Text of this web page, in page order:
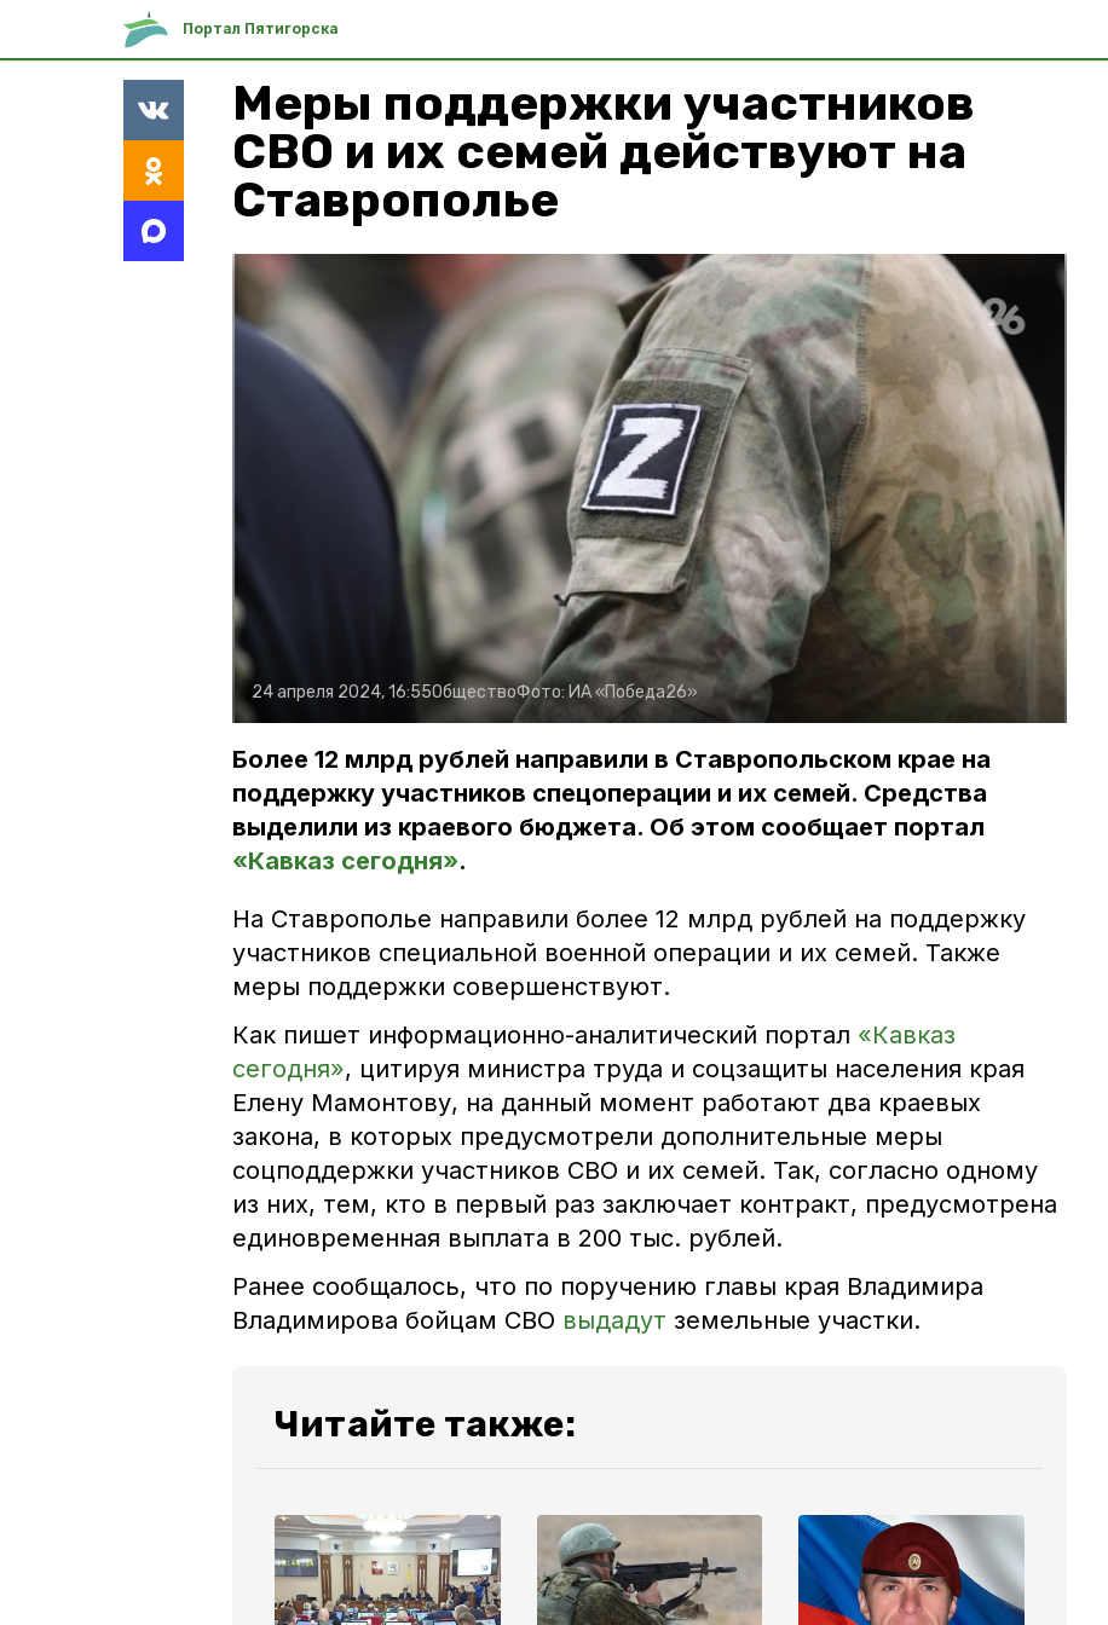
Портал Пятигорска
Меры поддержки участников
СВО и их семей действуют на
Ставрополье
24 апреля 2024, 16:55ОбществоФото: ИА «Победа26»
Более 12 млрд рублей направили в Ставропольском крае на
поддержку участников спецоперации и их семей. Средства
выделили из краевого бюджета. Об этом сообщает портал
«Кавказ сегодня».
На Ставрополье направили более 12 млрд рублей на поддержку
участников специальной военной операции и их семей. Также
меры поддержки совершенствуют.
Как пишет информационно-аналитический портал «Кавказ
сегодня», цитируя министра труда и соцзащиты населения края
Елену Мамонтову, на данный момент работают два краевых
закона, в которых предусмотрели дополнительные меры
соцподдержки участников СВО и их семей. Так, согласно одному
из них, тем, кто в первый раз заключает контракт, предусмотрена
единовременная выплата в 200 тыс. рублей.
Ранее сообщалось, что по поручению главы края Владимира
Владимирова бойцам СВО выдадут земельные участки.
Читайте также: